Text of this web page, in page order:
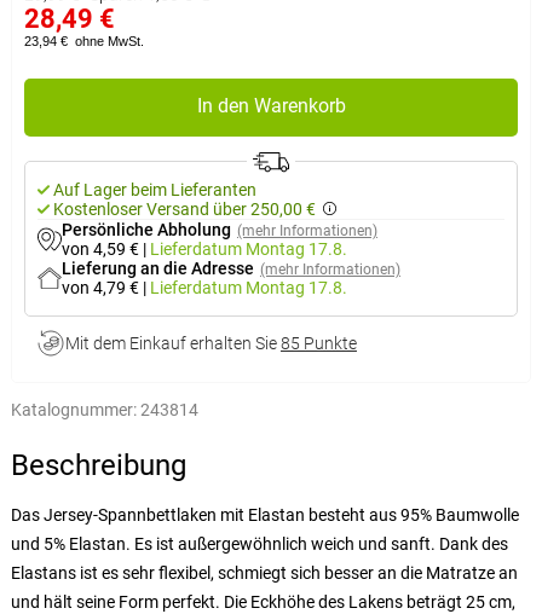
28,49 €
23,94 € ohne MwSt.
In den Warenkorb
Auf Lager beim Lieferanten
Kostenloser Versand über 250,00 €
Persönliche Abholung (mehr Informationen)
von 4,59 € | Lieferdatum Montag 17.8.
Lieferung an die Adresse (mehr Informationen)
von 4,79 € | Lieferdatum Montag 17.8.
Mit dem Einkauf erhalten Sie85 Punkte
Katalognummer:243814
Beschreibung
Das Jersey-Spannbettlaken mit Elastan besteht aus 95% Baumwolle
und 5% Elastan. Es ist außergewöhnlich weich und sanft. Dank des
Elastans ist es sehr flexibel, schmiegt sich besser an die Matratze an
und hält seine Form perfekt. Die Eckhöhe des Lakens beträgt 25 cm,